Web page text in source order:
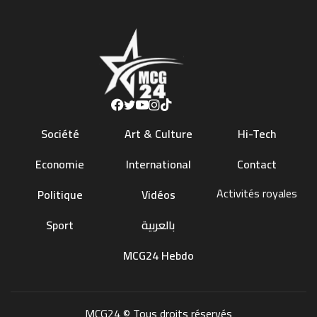
Société
Economie
Politique
Sport
Art & Culture
International
Vidéos
بالعربية
MCG24 Hebdo
Hi-Tech
Contact
Activités royales